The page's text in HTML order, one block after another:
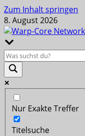
Zum Inhalt springen
8. August 2026
Nur Exakte Treffer
Titelsuche